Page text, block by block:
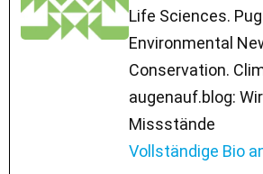
Life Sciences.
Environmental
Conservation.
augenauf.blog:
Missstände
Vollständige Bio